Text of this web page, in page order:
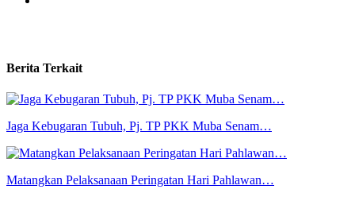
Berita Terkait
Jaga Kebugaran Tubuh, Pj. TP PKK Muba Senam…
Matangkan Pelaksanaan Peringatan Hari Pahlawan…